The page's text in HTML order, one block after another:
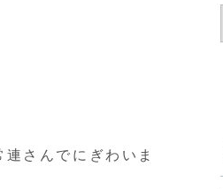
さんでにぎわいま